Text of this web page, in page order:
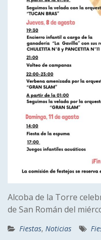
Alcoba de la Torre
de San Román del
Fiestas, Noticias